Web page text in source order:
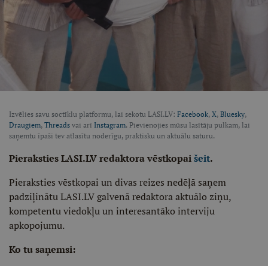
Izvēlies savu soctīklu platformu, lai sekotu LASI.LV: Facebook, X, Bluesky,
Draugiem, Threads vai arī Instagram. Pievienojies mūsu lasītāju pulkam, lai
saņemtu īpaši tev atlasītu noderīgu, praktisku un aktuālu saturu.
Pieraksties LASI.LV redaktora vēstkopaišeit.
Pieraksties vēstkopai un divas reizes nedēļā saņem
padziļinātu LASI.LV galvenā redaktora aktuālo ziņu,
kompetentu viedokļu un interesantāko interviju
apkopojumu.
Ko tu saņemsi: